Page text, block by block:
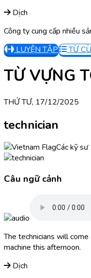
Dịch
Công ty cung cấp nhiều
LUYỆN TẬP
TỪ
TỪ VỰNG
THỨ TƯ, 17/12/2025
technician
Các kỹ sư
Câu ngữ cảnh
The technicians will
machine this afternoon.
Dịch